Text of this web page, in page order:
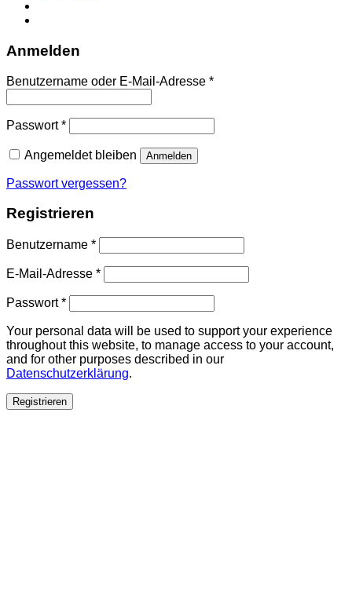
Anmelden
Benutzername oder E-Mail-Adresse *
Passwort*
Angemeldet bleiben Anmelden
Passwort vergessen?
Registrieren
Benutzername *
E-Mail-Adresse *
Passwort*
Your personal data will be used to support your experience
throughout this website, to manage access to your account,
and for other purposes described in our
Datenschutzerklärung.
Registrieren